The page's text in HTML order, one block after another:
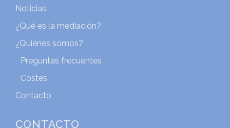
Noticias
¿Qué es la mediación?
¿Quiénes somos?
Preguntas frecuentes
Costes
Contacto
CONTACTO